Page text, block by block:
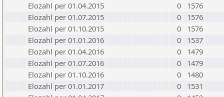
Elozahl per 01.04.2015
0
1576
Elozahl per 01.07.2015
0
1576
Elozahl per 01.10.2015
0
1576
Elozahl per 01.01.2016
0
1537
Elozahl per 01.04.2016
0
1479
Elozahl per 01.07.2016
0
1479
Elozahl per 01.10.2016
0
1480
Elozahl per 01.01.2017
0
1531